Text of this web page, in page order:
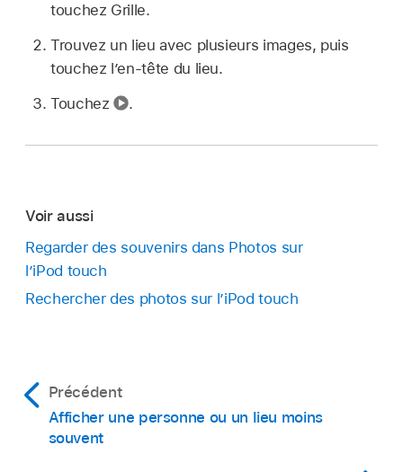
touchez Grille.
Trouvez un lieu avec plusieurs images, puis
touchez l’en-tête du lieu.
Touchez
.
Voir aussi
Regarder des souvenirs dans Photos sur
l’iPod touch
Rechercher des photos sur l’iPod touch
Précédent
Afficher une personne ou un lieu moins
souvent